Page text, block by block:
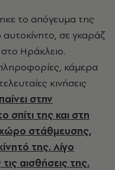
το απόγευμα της
σε γκαράζ
Ηράκλειο.
κάμερα
κινήσεις
στην
σπίτι της και στη
χώρο στάθμευσης,
της. Λίγο
αισθήσεις της.